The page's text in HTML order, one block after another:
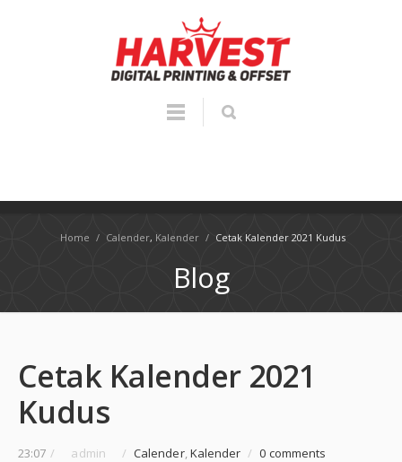
Home / Calender, Kalender / Cetak Kalender 2021 Kudus
Blog
Cetak Kalender 2021
Kudus
23:07 / admin / Calender,Kalender / 0 comments